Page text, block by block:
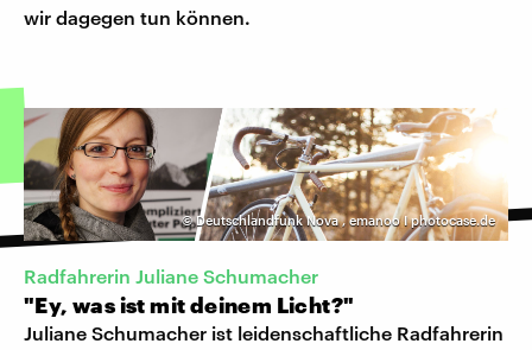
wir dagegen tun können.
©Deutschlandfunk Nova,emanoo I photocase.de
Radfahrerin Juliane Schumacher
"Ey, was ist mit deinem Licht?"
Juliane Schumacher ist leidenschaftliche Radfahrerin